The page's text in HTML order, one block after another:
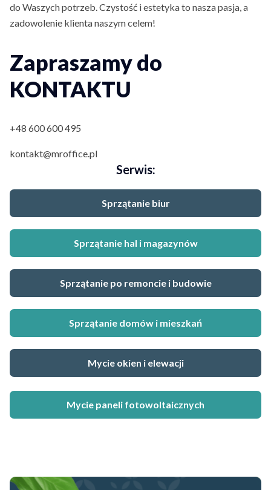
do Waszych potrzeb. Czystość i estetyka to nasza pasja, a
zadowolenie klienta naszym celem!
Zapraszamy do
KONTAKTU
+48 600 600 495
kontakt@mroffice.pl
Serwis:
Sprzątanie biur
Sprzątanie hal i magazynów
Sprzątanie po remoncie i budowie
Sprzątanie domów i mieszkań
Mycie okien i elewacji
Mycie paneli fotowoltaicznych